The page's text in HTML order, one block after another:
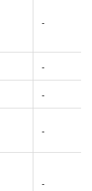
-
-
-
-
-